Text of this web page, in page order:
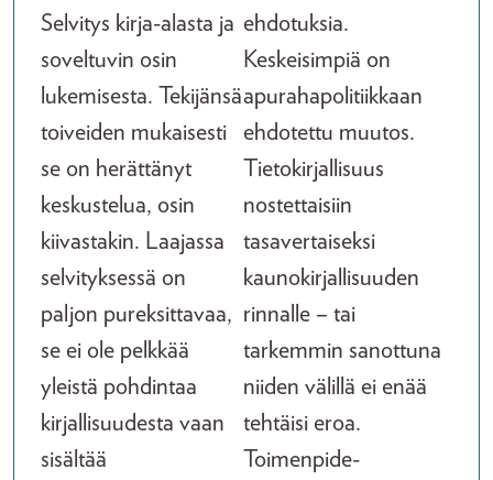
Selvitys kirja-alasta ja
soveltuvin osin
lukemisesta. Tekijänsä
toiveiden mukaisesti
se on herättänyt
keskustelua, osin
kiivastakin. Laajassa
selvityksessä on
paljon pureksittavaa,
se ei ole pelkkää
yleistä pohdintaa
kirjallisuudesta vaan
sisältää
ehdotuksia.
Keskeisimpiä on
apurahapolitiikkaan
ehdotettu muutos.
Tietokirjallisuus
nostettaisiin
tasavertaiseksi
kaunokirjallisuuden
rinnalle – tai
tarkemmin sanottuna
niiden välillä ei enää
tehtäisi eroa.
Toimenpide-